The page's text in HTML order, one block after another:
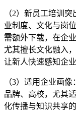
（2）新员工培训
业制度、文化与岗
需额外下载，在企
尤其擅长文化融入
让新人快速感知企
（3）适用企业画
品牌、高校，尤其
化传播与知识共享的